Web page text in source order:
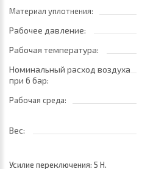
Материал уплотнения:
Рабочее давление:
Рабочая температура:
Номинальный расход воздуха
при 6 бар:
Рабочая среда:
Вес:
Усилие переключения: 5 Н.